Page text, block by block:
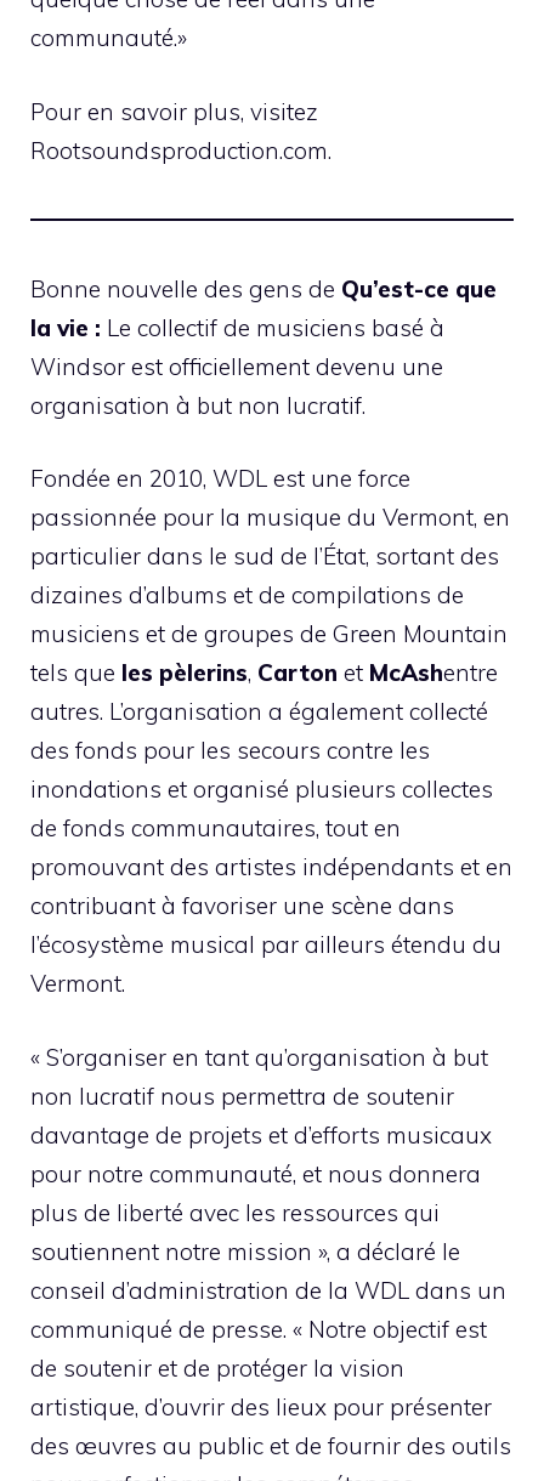
communauté.»
Pour en savoir plus, visitez
Rootsoundsproduction.com.
Bonne nouvelle des gens de Qu’est-ce que
la vie : Le collectif de musiciens basé à
Windsor est officiellement devenu une
organisation à but non lucratif.
Fondée en 2010, WDL est une force
passionnée pour la musique du Vermont, en
particulier dans le sud de l’État, sortant des
dizaines d’albums et de compilations de
musiciens et de groupes de Green Mountain
tels que les pèlerins, Carton et McAshentre
autres. L’organisation a également collecté
des fonds pour les secours contre les
inondations et organisé plusieurs collectes
de fonds communautaires, tout en
promouvant des artistes indépendants et en
contribuant à favoriser une scène dans
l’écosystème musical par ailleurs étendu du
Vermont.
« S’organiser en tant qu’organisation à but
non lucratif nous permettra de soutenir
davantage de projets et d’efforts musicaux
pour notre communauté, et nous donnera
plus de liberté avec les ressources qui
soutiennent notre mission », a déclaré le
conseil d’administration de la WDL dans un
communiqué de presse. « Notre objectif est
de soutenir et de protéger la vision
artistique, d’ouvrir des lieux pour présenter
des œuvres au public et de fournir des outils